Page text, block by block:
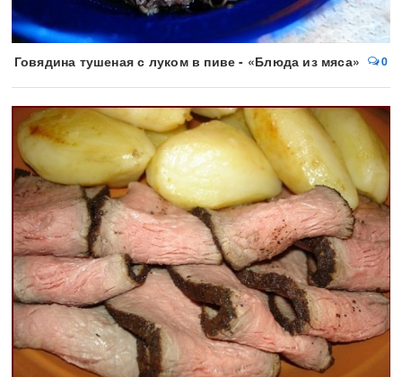
Говядина тушеная с луком в пиве - «Блюда из мяса» 0